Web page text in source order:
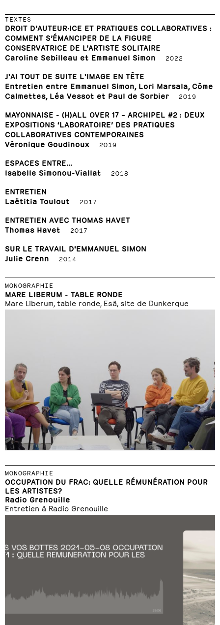
TEXTES
DROIT D’AUTEUR·ICE ET PRATIQUES COLLABORATIVES :
COMMENT S’ÉMANCIPER DE LA FIGURE
CONSERVATRICE DE L’ARTISTE SOLITAIRE
Caroline Sebilleau et Emmanuel Simon
2022
J'AI TOUT DE SUITE L'IMAGE EN TÊTE
Entretien entre Emmanuel Simon, Lori Marsala, Côme
Calmettes, Léa Vessot et Paul de Sorbier
2019
MAYONNAISE - (H)ALL OVER 17 – ARCHIPEL #2 : DEUX
EXPOSITIONS ‘LABORATOIRE’ DES PRATIQUES
COLLABORATIVES CONTEMPORAINES
Véronique Goudinoux
2019
ESPACES ENTRE...
Isabelle Simonou-Viallat
2018
ENTRETIEN
Laëtitia Toulout
2017
ENTRETIEN AVEC THOMAS HAVET
Thomas Havet
2017
SUR LE TRAVAIL D'EMMANUEL SIMON
Julie Crenn
2014
MONOGRAPHIE
MARE LIBERUM - TABLE RONDE
Mare Liberum, table ronde, Esä, site de Dunkerque
MONOGRAPHIE
OCCUPATION DU FRAC: QUELLE RÉMUNÉRATION POUR
LES ARTISTES?
Radio Grenouille
Entretien à Radio Grenouille